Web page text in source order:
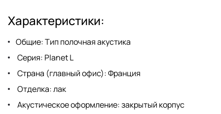
Характеристики:
Общие: Тип полочная акустика
Серия: Planet L
Страна (главный офис): Франция
Отделка: лак
Акустическое оформление: закрытый корпус